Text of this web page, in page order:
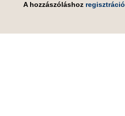
A hozzászóláshoz regisztráció